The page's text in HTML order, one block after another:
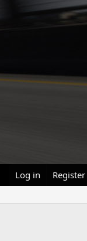
Log in Register